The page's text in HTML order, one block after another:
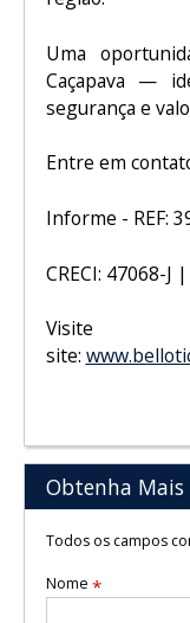
Uma
Caçapava —
segurança e
Entre em
Informe - REF:
CRECI: 47068-J
site:
Obtenha Mais
Todos os campos
Nome *